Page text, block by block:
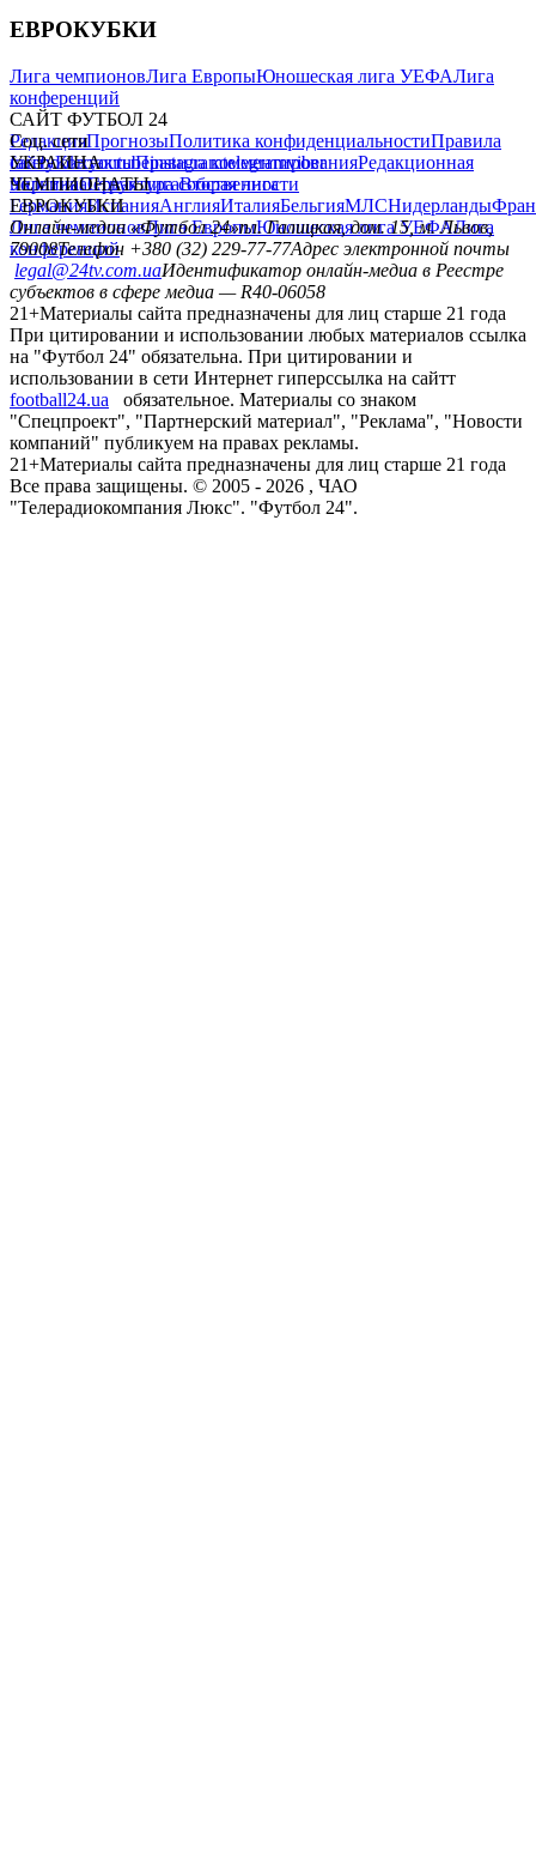
ЕВРОКУБКИ
Лига чемпионовЛига ЕвропыЮношеская лига УЕФАЛига
конференций
САЙТ ФУТБОЛ 24
РедакцияПрогнозыПолитика конфиденциальностиПравила
сайтуКонтактыПравила комментированияРедакционная
политикаСтруктура собственности
Соц. сети
facebookxyoutubeinstagramtelegramviber
УКРАИНА
УкраинаПервая лигаВторая лига
ЧЕМПИОНАТЫ
ГерманияИспанияАнглияИталияБельгияМЛСНидерланды
ЕВРОКУБКИ
Лига чемпионовЛига ЕвропыЮношеская лига УЕФАЛига
конференций
Онлайн-медиа «Футбол 24»пл. Галицкая, дом. 15, м. Львов,
79008Телефон +380 (32) 229-77-77Адрес электронной почты
legal@24tv.com.uaИдентификатор онлайн-медиа в Реестре
субъектов в сфере медиа — R40-06058
21+Материалы сайта предназначены для лиц старше 21 года
При цитировании и использовании любых материалов ссылка
на "Футбол 24" обязательна. При цитировании и
использовании в сети Интернет гиперссылка на сайтт
football24.ua
обязательное. Материалы со знаком
"Спецпроект", "Партнерский материал", "Реклама", "Новости
компаний" публикуем на правах рекламы.
21+Материалы сайта предназначены для лиц старше 21 года
Все права защищены. © 2005 - 2026 , ЧАО
"Телерадиокомпания Люкс". "Футбол 24".